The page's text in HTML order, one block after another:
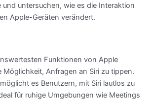
und untersuchen, wie es die Interaktion
Apple-Geräten verändert.
Funktionen von Apple
Möglichkeit, Anfragen an Siri zu tippen.
es Benutzern, mit Siri lautlos zu
für ruhige Umgebungen wie Meetings